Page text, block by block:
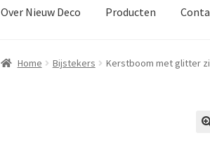
Over Nieuw Deco Producten
Home Bijstekers Kerstboom met glitter